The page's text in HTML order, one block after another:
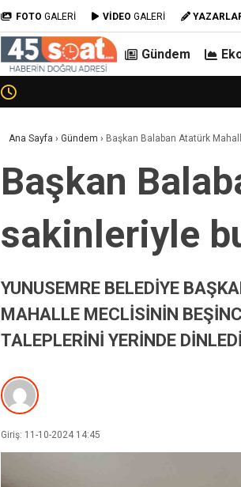
FOTO GALERİ VİDEO GALERİ
Gündem
Ana Sayfa › Gündem › Başkan Balaban Atatürk
Başkan
sakinleriyle
YUNUSEMRE BELEDİYE
MAHALLE MECLİSİNİN
TALEPLERİNİ YERİNDE
Giriş: 11-10-2024 14:45